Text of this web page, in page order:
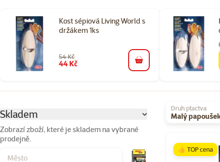
Kost sépiová Living World s
držákem 1ks
54 Kč
44 Kč do košíku
Skladem
Zobrazí zboží, které je skladem na vybrané
prodejně.
Vybrané filtry
Druh ptactva
Malý
👍 TOP cena